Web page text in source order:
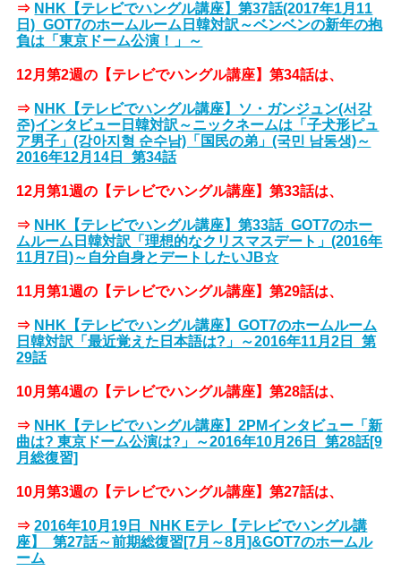
⇒ NHK【テレビでハングル講座】第37話(2017年1月11
日)_GOT7のホームルーム日韓対訳～ベンベンの新年の抱
負は「東京ドーム公演！」～
12月第2週の【テレビでハングル講座】第34話は、
⇒ NHK【テレビでハングル講座】ソ・ガンジュン(서강
준)インタビュー日韓対訳～ニックネームは「子犬形ピュ
ア男子」(강아지형 순수남)「国民の弟」(국민 남동생)～
2016年12月14日_第34話
12月第1週の【テレビでハングル講座】第33話は、
⇒ NHK【テレビでハングル講座】第33話_GOT7のホー
ムルーム日韓対訳「理想的なクリスマスデート」(2016年
11月7日)～自分自身とデートしたいJB☆
11月第1週の【テレビでハングル講座】第29話は、
⇒ NHK【テレビでハングル講座】GOT7のホームルーム
日韓対訳「最近覚えた日本語は?」～2016年11月2日_第
29話
10月第4週の【テレビでハングル講座】第28話は、
⇒ NHK【テレビでハングル講座】2PMインタビュー「新
曲は? 東京ドーム公演は?」～2016年10月26日_第28話[9
月総復習]
10月第3週の【テレビでハングル講座】第27話は、
⇒2016年10月19日_NHK Eテレ【テレビでハングル講
座】_第27話～前期総復習[7月～8月]&GOT7のホームル
ーム